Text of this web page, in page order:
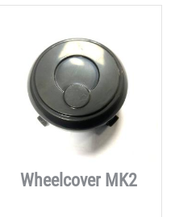
Wheelcover MK2